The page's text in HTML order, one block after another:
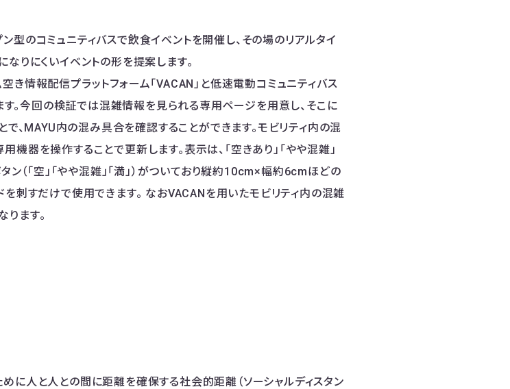
型のコミュニティバスで飲食イベントを開催し、その場のリアルタイ
りにくいイベントの形を提案します。
き情報配信プラットフォーム「VACAN」と低速電動コミュニティバス
す。今回の検証では混雑情報を見られる専用ページを用意し、そこに
で、MAYU内の混み具合を確認することができます。​モビリティ内の混
器を操作することで更新します。表示は、「空きあり」「やや混雑」
ン（「空」「やや混雑」「満」）がついており縦約10cm×幅約6cmほどの
を刺すだけで使用できます。 なおVACANを用いたモビリティ内の混雑
ます。
に人と人との間に距離を確保する社会的距離（ソーシャルディスタン